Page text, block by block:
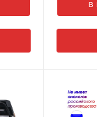
В